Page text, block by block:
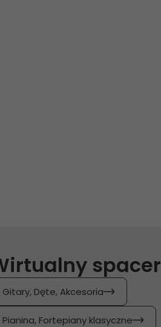
spacer
Gitary, Dęte, Akcesoria
Pianina, Fortepiany klasyczne